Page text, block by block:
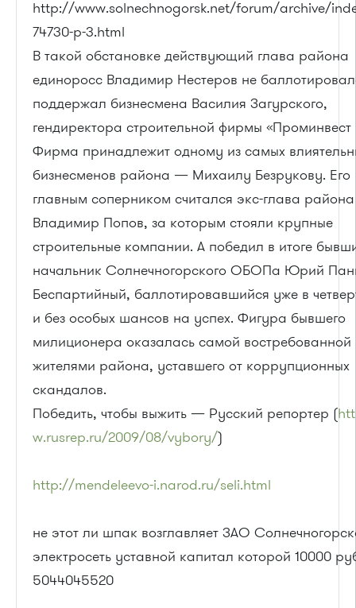
http://www.solnechnogorsk.net/forum/archive/
74730-p-3.html
В такой обстановке действующий глава района
единоросс Владимир Нестеров не
поддержал бизнесмена Василия Загурского,
гендиректора строительной фирмы «Проминвест
Фирма принадлежит одному из самых
бизнесменов района — Михаилу Безрукову. Его
главным соперником считался экс-глава района
Владимир Попов, за которым стояли крупные
строительные компании. А победил в итоге
начальник Солнечногорского ОБОПа Юрий
Беспартийный, баллотировавшийся уже в
и без особых шансов на успех. Фигура бывшего
милиционера оказалась самой востребованной
жителями района, уставшего от коррупционных
скандалов.
Победить, чтобы выжить — Русский репортер (
w.rusrep.ru/2009/08/vybory/)
http://mendeleevo-i.narod.ru/seli.html
не этот ли шпак возглавляет ЗАО
электросеть уставной капитал которой 10000
5044045520